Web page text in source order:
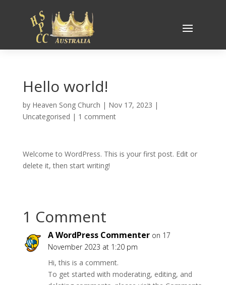
Hello world!
by Heaven Song Church | Nov 17, 2023 |
Uncategorised | 1 comment
Welcome to WordPress. This is your first post. Edit or
delete it, then start writing!
1 Comment
A WordPress Commenter on 17
November 2023 at 1:20 pm
Hi, this is a comment.
To get started with moderating, editing, and